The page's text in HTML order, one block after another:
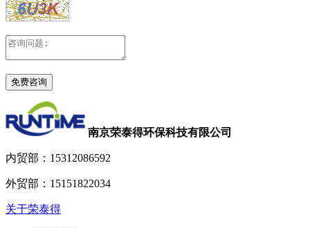
南京荣泰得环保科技有限公司
内贸部： 15312086592
外贸部： 15151822034
关于荣泰得